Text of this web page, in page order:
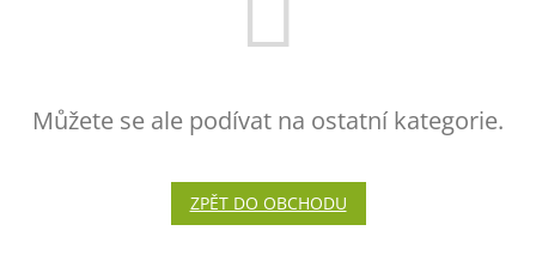
Můžete se ale podívat na ostatní kategorie.
ZPĚT DO OBCHODU